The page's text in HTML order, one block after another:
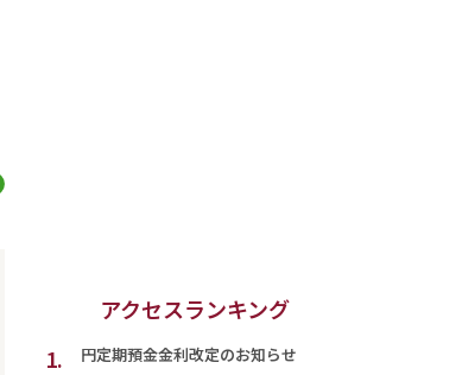
アクセスランキング
1.
円定期預金金利改定のお知らせ